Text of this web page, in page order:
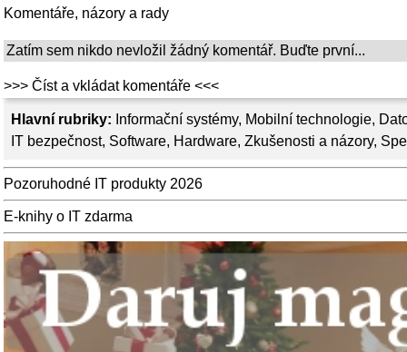
Hlavní rubriky: Informační systémy, Mobilní technologie,
IT bezpečnost, Software, Hardware, Zkušenosti a názory,
Pozoruhodné IT produkty 2026
E-knihy o IT zdarma
Komentáře, názory a rady
Zatím sem nikdo nevložil žádný komentář. Buďte první...
>>> Číst a vkládat komentáře <<<